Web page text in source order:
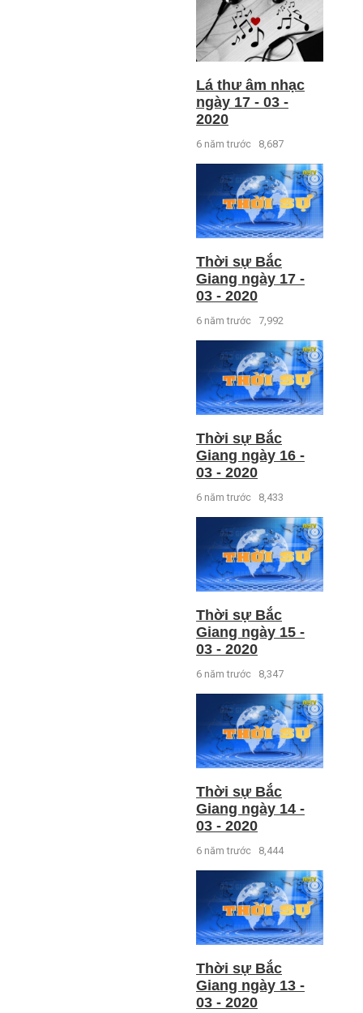
Lá thư âm nhạc
ngày 17 - 03 -
2020
6 năm trước 8,687
Thời sự Bắc
Giang ngày 17 -
03 - 2020
6 năm trước 7,992
Thời sự Bắc
Giang ngày 16 -
03 - 2020
6 năm trước 8,433
Thời sự Bắc
Giang ngày 15 -
03 - 2020
6 năm trước 8,347
Thời sự Bắc
Giang ngày 14 -
03 - 2020
6 năm trước 8,444
Thời sự Bắc
Giang ngày 13 -
03 - 2020